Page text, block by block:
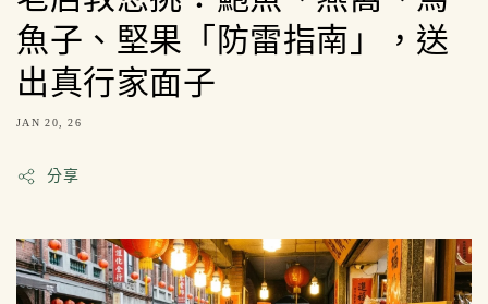
魚子、堅果「防雷指南」，送
出真行家面子
JAN 20, 26
分享